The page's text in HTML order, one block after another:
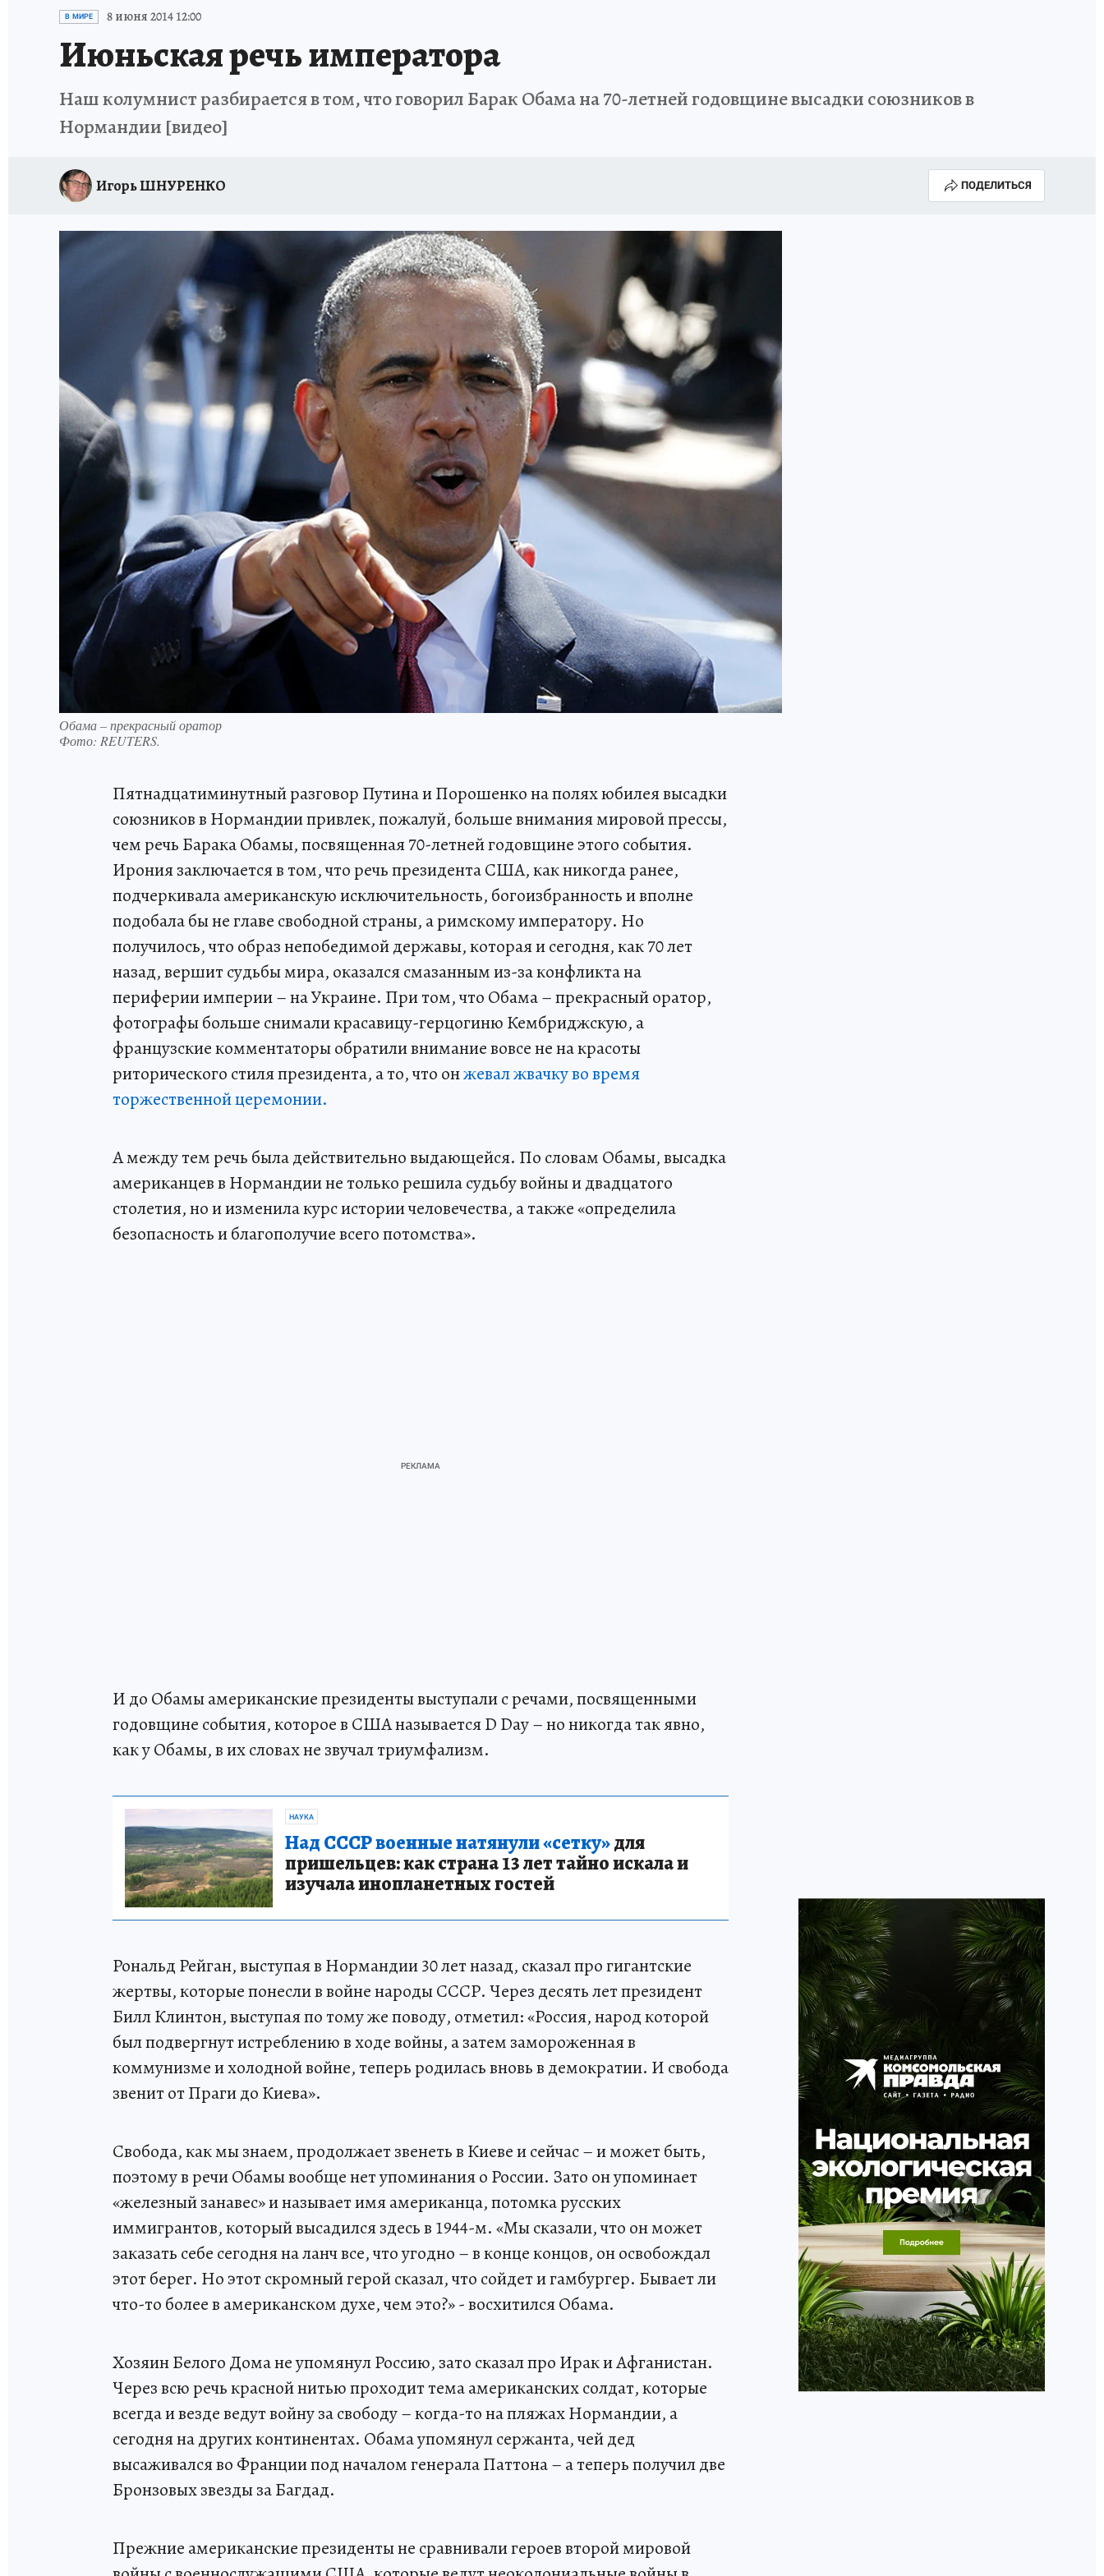
ИСПЫТАНО НА СЕБЕ
В МИРЕ 8 июня 2014 12:00
Июньская речь императора
Наш колумнист разбирается в том, что говорил Барак Обама на 70-летней годовщине высадки союзников в
Нормандии [видео]
Игорь ШНУРЕНКО ПОДЕЛИТЬСЯ
Обама – прекрасный оратор
Фото: REUTERS.
Пятнадцатиминутный разговор Путина и Порошенко на полях юбилея высадки
союзников в Нормандии привлек, пожалуй, больше внимания мировой прессы,
чем речь Барака Обамы, посвященная 70-летней годовщине этого события.
Ирония заключается в том, что речь президента США, как никогда ранее,
подчеркивала американскую исключительность, богоизбранность и вполне
подобала бы не главе свободной страны, а римскому императору. Но
получилось, что образ непобедимой державы, которая и сегодня, как 70 лет
назад, вершит судьбы мира, оказался смазанным из-за конфликта на
периферии империи – на Украине. При том, что Обама – прекрасный оратор,
фотографы больше снимали красавицу-герцогиню Кембриджскую, а
французские комментаторы обратили внимание вовсе не на красоты
риторического стиля президента, а то, что онжевал жвачку во время
торжественной церемонии.
А между тем речь была действительно выдающейся. По словам Обамы, высадка
американцев в Нормандии не только решила судьбу войны и двадцатого
столетия, но и изменила курс истории человечества, а также «определила
безопасность и благополучие всего потомства».
И до Обамы американские президенты выступали с речами, посвященными
годовщине события, которое в США называется D Day – но никогда так явно,
как у Обамы, в их словах не звучал триумфализм.
НАУКА
Над СССР военные натянули «сетку»для
пришельцев: как страна 13 лет тайно искала и
изучала инопланетных гостей
Рональд Рейган, выступая в Нормандии 30 лет назад, сказал про гигантские
жертвы, которые понесли в войне народы СССР. Через десять лет президент
Билл Клинтон, выступая по тому же поводу, отметил: «Россия, народ которой
был подвергнут истреблению в ходе войны, а затем замороженная в
коммунизме и холодной войне, теперь родилась вновь в демократии. И свобода
звенит от Праги до Киева».
Свобода, как мы знаем, продолжает звенеть в Киеве и сейчас – и может быть,
поэтому в речи Обамы вообще нет упоминания о России. Зато он упоминает
«железный занавес» и называет имя американца, потомка русских
иммигрантов, который высадился здесь в 1944-м. «Мы сказали, что он может
заказать себе сегодня на ланч все, что угодно – в конце концов, он освобождал
этот берег. Но этот скромный герой сказал, что сойдет и гамбургер. Бывает ли
что-то более в американском духе, чем это?» - восхитился Обама.
Хозяин Белого Дома не упомянул Россию, зато сказал про Ирак и Афганистан.
Через всю речь красной нитью проходит тема американских солдат, которые
всегда и везде ведут войну за свободу – когда-то на пляжах Нормандии, а
сегодня на других континентах. Обама упомянул сержанта, чей дед
высаживался во Франции под началом генерала Паттона – а теперь получил две
Бронзовых звезды за Багдад.
Прежние американские президенты не сравнивали героев второй мировой